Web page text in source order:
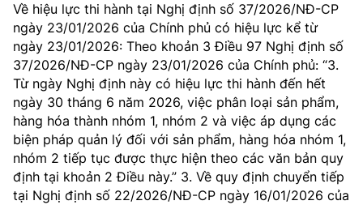
Về hiệu lực thi hành tại Nghị định số 37/2026/NĐ-CP
ngày 23/01/2026 của Chính phủ có hiệu lực kể từ
ngày 23/01/2026: Theo khoản 3 Điều 97 Nghị định số
37/2026/NĐ-CP ngày 23/01/2026 của Chính phủ: “3.
Từ ngày Nghị định này có hiệu lực thi hành đến hết
ngày 30 tháng 6 năm 2026, việc phân loại sản phẩm,
hàng hóa thành nhóm 1, nhóm 2 và việc áp dụng các
biện pháp quản lý đối với sản phẩm, hàng hóa nhóm 1,
nhóm 2 tiếp tục được thực hiện theo các văn bản quy
định tại khoản 2 Điều này.” 3. Về quy định chuyển tiếp
tại Nghị định số 22/2026/NĐ-CP ngày 16/01/2026 của